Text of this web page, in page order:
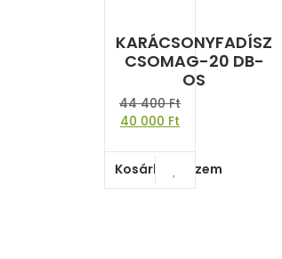
KARÁCSONYFADÍSZ
CSOMAG-20 DB-
OS
44 400Ft
40 000 Ft
Kosárba teszem